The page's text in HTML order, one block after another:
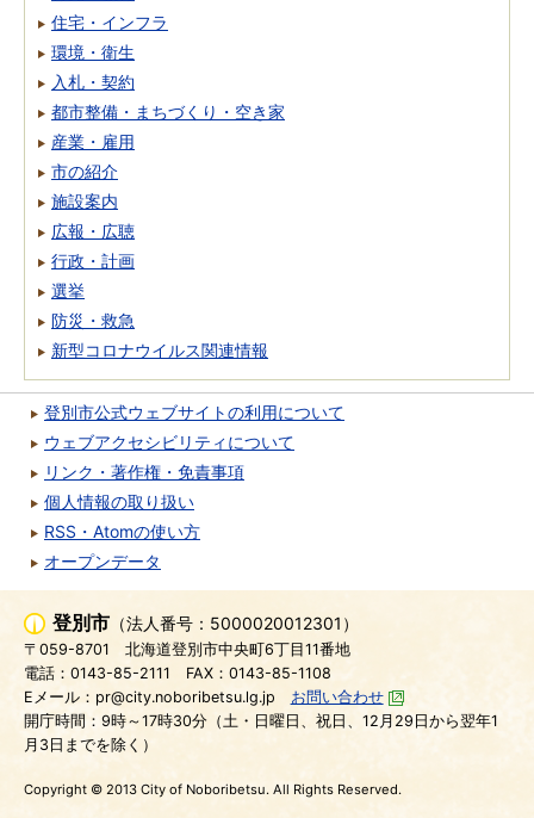
住宅・インフラ
環境・衛生
入札・契約
都市整備・まちづくり・空き家
産業・雇用
市の紹介
施設案内
広報・広聴
行政・計画
選挙
防災・救急
新型コロナウイルス関連情報
登別市公式ウェブサイトの利用について
ウェブアクセシビリティについて
リンク・著作権・免責事項
個人情報の取り扱い
RSS・Atomの使い方
オープンデータ
登別市 （法人番号：5000020012301）
〒059-8701
北海道登別市中央町6丁目11番地
電話：0143-85-2111
FAX：0143-85-1108
Eメール：pr@city.noboribetsu.lg.jp
お問い合わせ
開庁時間：9時～17時30分（土・日曜日、祝日、12月29日から翌年1
月3日までを除く）
Copyright © 2013 City of Noboribetsu. All Rights Reserved.